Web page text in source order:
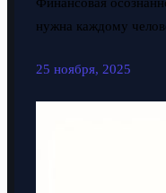
нужна каждому
25 ноября, 2025